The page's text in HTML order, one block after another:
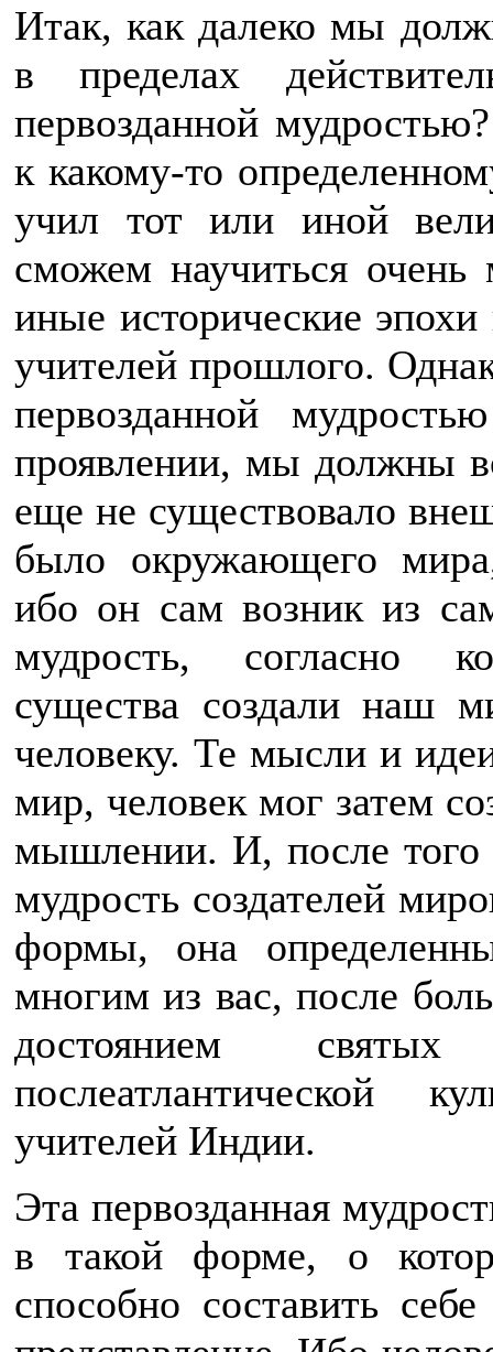
Итак, как далеко мы
в пределах
первозданной
к какому-то
учил тот или иной
сможем научиться
иные исторические
учителей прошлого.
первозданной
проявлении, мы должны
еще не существовало
было окружающего
ибо он сам возник из
мудрость, согласно
существа создали наш
человеку. Те мысли и
мир, человек мог затем
мышлении. И, после того
мудрость создателей
формы, она
многим из вас, после
достоянием
послеатлантической
учителей Индии.
Эта первозданная
в такой форме, о
способно составить